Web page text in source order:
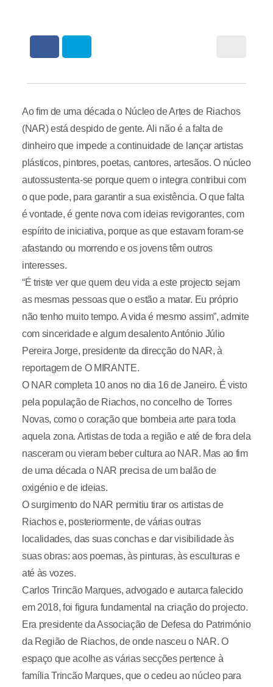
Ao fim de uma década o Núcleo de Artes de Riachos
(NAR) está despido de gente. Ali não é a falta de
dinheiro que impede a continuidade de lançar artistas
plásticos, pintores, poetas, cantores, artesãos. O núcleo
autossustenta-se porque quem o integra contribui com
o que pode, para garantir a sua existência. O que falta
é vontade, é gente nova com ideias revigorantes, com
espírito de iniciativa, porque as que estavam foram-se
afastando ou morrendo e os jovens têm outros
interesses.
“É triste ver que quem deu vida a este projecto sejam
as mesmas pessoas que o estão a matar. Eu próprio
não tenho muito tempo. A vida é mesmo assim”, admite
com sinceridade e algum desalento António Júlio
Pereira Jorge, presidente da direcção do NAR, à
reportagem de O MIRANTE.
O NAR completa 10 anos no dia 16 de Janeiro. É visto
pela população de Riachos, no concelho de Torres
Novas, como o coração que bombeia arte para toda
aquela zona. Artistas de toda a região e até de fora dela
nasceram ou vieram beber cultura ao NAR. Mas ao fim
de uma década o NAR precisa de um balão de
oxigénio e de ideias.
O surgimento do NAR permitiu tirar os artistas de
Riachos e, posteriormente, de várias outras
localidades, das suas conchas e dar visibilidade às
suas obras: aos poemas, às pinturas, às esculturas e
até às vozes.
Carlos Trincão Marques, advogado e autarca falecido
em 2018, foi figura fundamental na criação do projecto.
Era presidente da Associação de Defesa do Património
da Região de Riachos, de onde nasceu o NAR. O
espaço que acolhe as várias secções pertence à
família Trincão Marques, que o cedeu ao núcleo para